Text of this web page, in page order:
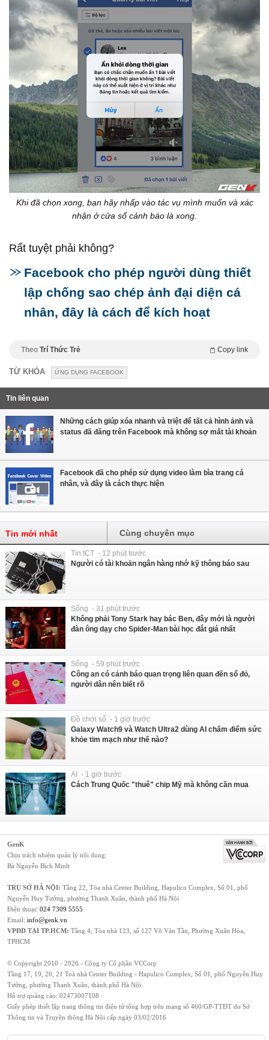
Khi đã chọn xong, bạn hãy nhấp vào tác vụ mình muốn và xác
nhận ở cửa sổ cảnh báo là xong.
Rất tuyệt phải không?
Facebook cho phép người dùng thiết
lập chống sao chép ảnh đại diện cá
nhân, đây là cách để kích hoạt
Theo Trí Thức Trẻ Copy link
TỪ KHÓA ỨNG DỤNG FACEBOOK
Tin liên quan
Những cách giúp xóa nhanh và triệt để tất cả hình ảnh và
status đã đăng trên Facebook mà không sợ mất tài khoản
Facebook đã cho phép sử dụng video làm bìa trang cá
nhân, và đây là cách thực hiện
Tin mới nhất Cùng chuyên mục
Tin ICT - 12 phút trước
Người có tài khoản ngân hàng nhớ kỹ thông báo sau
Sống - 31 phút trước
Không phải Tony Stark hay bác Ben, đây mới là người
đàn ông dạy cho Spider-Man bài học đắt giá nhất
Sống - 59 phút trước
Công an có cảnh báo quan trọng liên quan đến sổ đỏ,
người dân nên biết rõ
Đồ chơi số - 1 giờ trước
Galaxy Watch9 và Watch Ultra2 dùng AI chấm điểm sức
khỏe tim mạch như thế nào?
AI - 1 giờ trước
Cách Trung Quốc "thuê" chip Mỹ mà không cần mua
GenK
Chịu trách nhiệm quản lý nội dung:
Bà Nguyễn Bích Minh
TRỤ SỞ HÀ NỘI: Tầng 22, Tòa nhà Center Building, Hapulico Complex, Số 01, phố
Nguyễn Huy Tưởng, phường Thanh Xuân, thành phố Hà Nội
Điện thoại: 024 7309 5555
Email: info@genk.vn
VPĐD TẠI TP.HCM: Tầng 4, Tòa nhà 123, số 127 Võ Văn Tần, Phường Xuân Hòa,
TPHCM
© Copyright 2010 - 2026 - Công ty Cổ phần VCCorp
Tầng 17, 19, 20, 21 Toà nhà Center Building - Hapulico Complex, Số 01, phố Nguyễn Huy
Tưởng, phường Thanh Xuân, thành phố Hà Nội
Hỗ trợ quảng cáo: 02473007108
Giấy phép thiết lập trang thông tin điện tử tổng hợp trên mạng số 460/GP-TTĐT do Sở
Thông tin và Truyền thông Hà Nội cấp ngày 03/02/2016